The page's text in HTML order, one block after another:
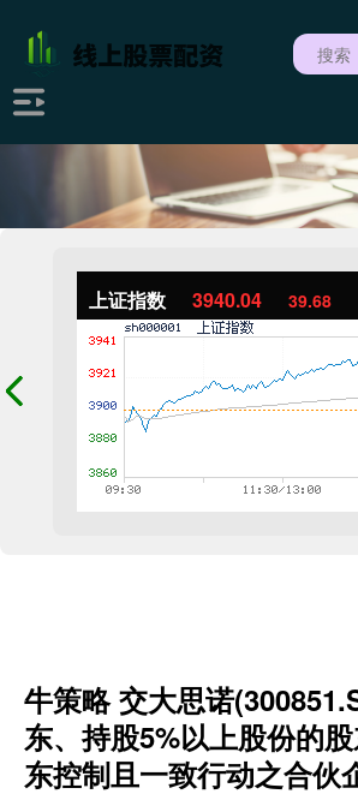
上证指数 3940.04 39.68
牛策略 交大思诺
东、持股5%以上股份的
东控制且一致行动之合伙